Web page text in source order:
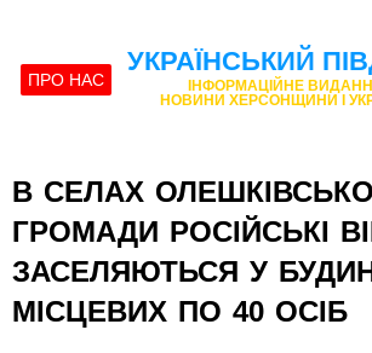
ПРО НАС
УКРАЇНСЬКИЙ
ІНФОРМАЦІЙНЕ
НОВИНИ ХЕРСОНЩИНИ І
В СЕЛАХ
ГРОМАДИ РОСІЙСЬКІ
ЗАСЕЛЯЮТЬСЯ У
МІСЦЕВИХ ПО 40 ОСІБ